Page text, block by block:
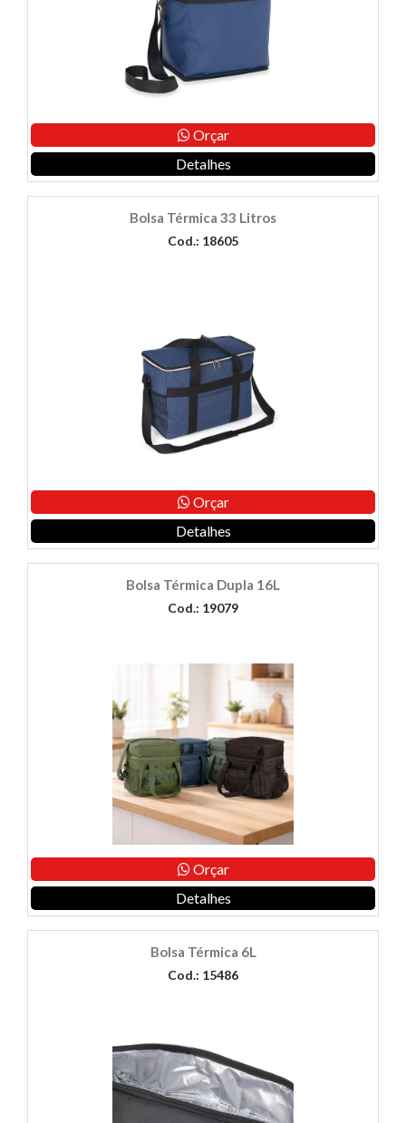
Orçar
Detalhes
Bolsa Térmica 33 Litros
Cod.: 18605
Orçar
Detalhes
Bolsa Térmica Dupla 16L
Cod.: 19079
Orçar
Detalhes
Bolsa Térmica 6L
Cod.: 15486